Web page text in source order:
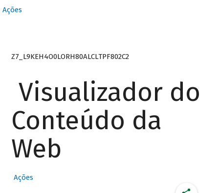
Ações
Z7_L9KEH4O0LORH80ALCLTPF802C2
Visualizador do
Conteúdo da
Web
Ações